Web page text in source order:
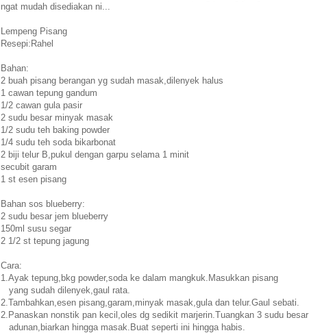
ngat mudah disediakan ni...
Lempeng Pisang
Resepi:Rahel
Bahan:
2 buah pisang berangan yg sudah masak,dilenyek halus
1 cawan tepung gandum
1/2 cawan gula pasir
2 sudu besar minyak masak
1/2 sudu teh baking powder
1/4 sudu teh soda bikarbonat
2 biji telur B,pukul dengan garpu selama 1 minit
secubit garam
1 st esen pisang
Bahan sos blueberry:
2 sudu besar jem blueberry
150ml susu segar
2 1/2 st tepung jagung
Cara:
1.Ayak tepung,bkg powder,soda ke dalam mangkuk.Masukkan pisang
yang sudah dilenyek,gaul rata.
2.Tambahkan,esen pisang,garam,minyak masak,gula dan telur.Gaul sebati.
2.Panaskan nonstik pan kecil,oles dg sedikit marjerin.Tuangkan 3 sudu besar
adunan,biarkan hingga masak.Buat seperti ini hingga habis.